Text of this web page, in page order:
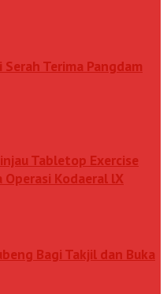
Terima Pangdam
Tabletop Exercise
Operasi Kodaeral lX
Bagi Takjil dan Buka